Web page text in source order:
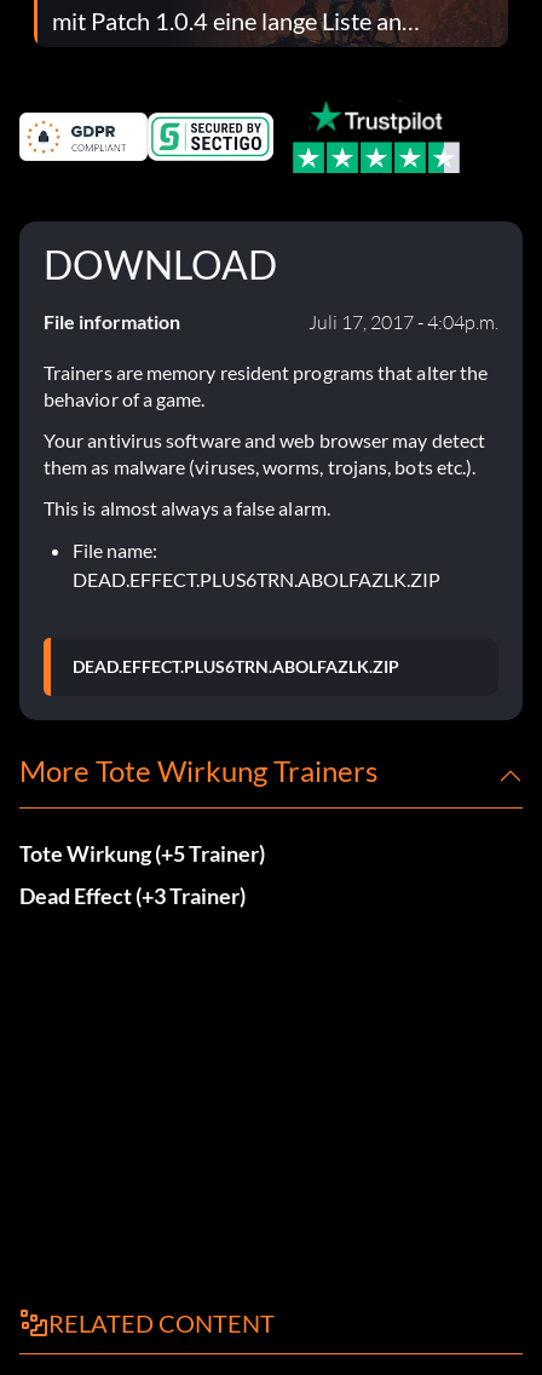
mit Patch 1.0.4 eine lange Liste an
Fehlerbehebungen
DOWNLOAD
File information Juli 17, 2017 - 4:04p.m.
Trainers are memory resident programs that alter the
behavior of a game.
Your antivirus software and web browser may detect
them as malware (viruses, worms, trojans, bots etc.).
This is almost always a false alarm.
File name:
DEAD.EFFECT.PLUS6TRN.ABOLFAZLK.ZIP
DEAD.EFFECT.PLUS6TRN.ABOLFAZLK.ZIP
More Tote Wirkung Trainers
Tote Wirkung (+5 Trainer)
Dead Effect (+3 Trainer)
RELATED CONTENT